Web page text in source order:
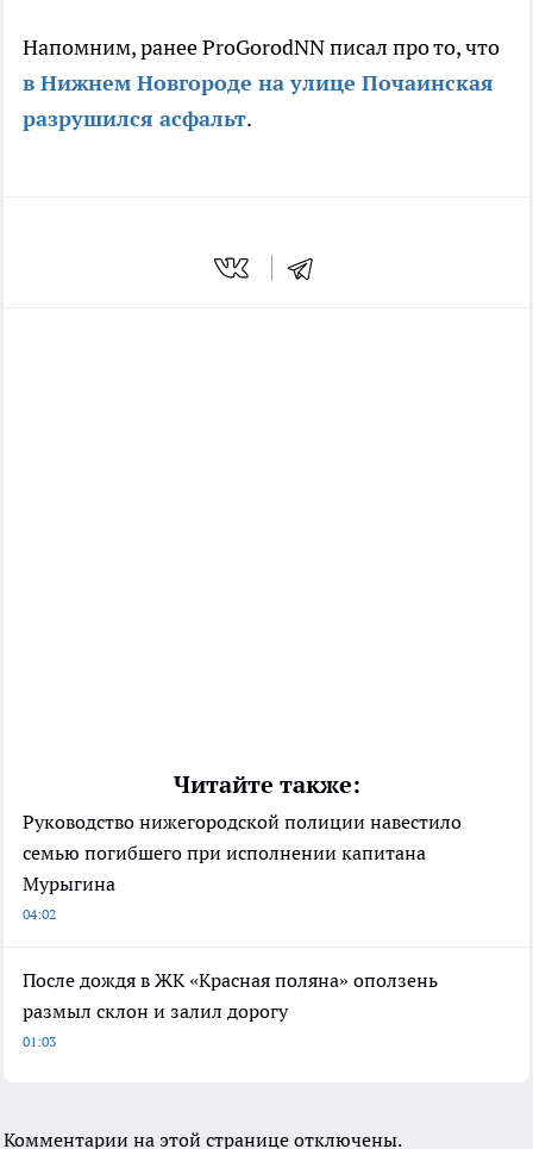
Напомним, ранее ProGorodNN писал про то, что
в Нижнем Новгороде на улице Почаинская
разрушился асфальт.
Читайте также:
Руководство нижегородской полиции навестило
семью погибшего при исполнении капитана
Мурыгина
04:02
После дождя в ЖК «Красная поляна» оползень
размыл склон и залил дорогу
01:03
Комментарии на этой странице отключены.